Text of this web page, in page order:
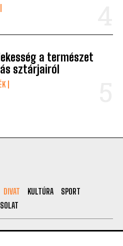
a természet
sztárjairól
DIVAT KULTÚRA
SPORT